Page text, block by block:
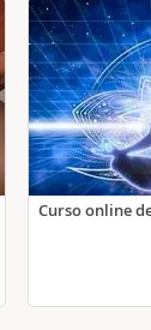
Curso online